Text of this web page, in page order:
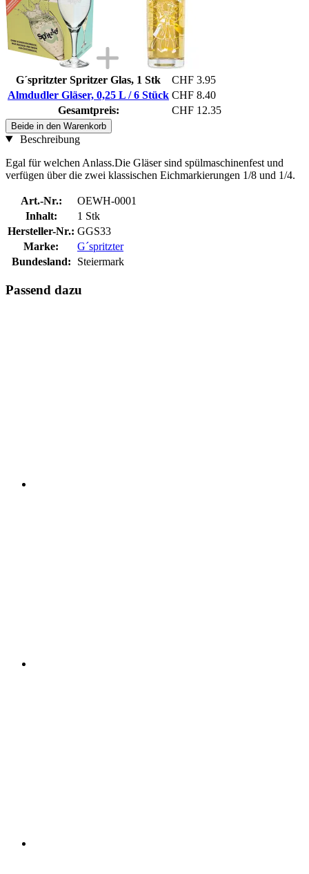
G´spritzter Spritzer Glas, 1 Stk
CHF 3.95
Almdudler Gläser, 0,25 L / 6 Stück CHF 8.40
Gesamtpreis:
CHF 12.35
Beide in den Warenkorb
Beschreibung
Egal für welchen Anlass.Die Gläser sind spülmaschinenfest und
verfügen über die zwei klassischen Eichmarkierungen 1/8 und 1/4.
Art.-Nr.:
OEWH-0001
Inhalt:
1 Stk
Hersteller-Nr.: GGS33
Marke:
G´spritzter
Bundesland:
Steiermark
Passend dazu